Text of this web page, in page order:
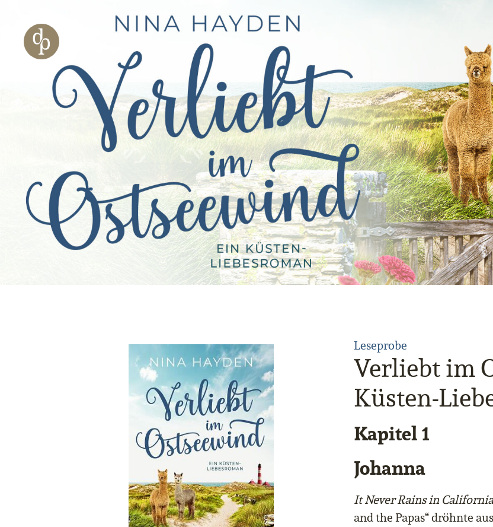
Zur Navigation springen
Zur Website-Suche springen
Leseprobe
Verliebt im
Küsten-
Kapitel 1
Johanna
It Never Rains in California
and the Papas“ dröhnte